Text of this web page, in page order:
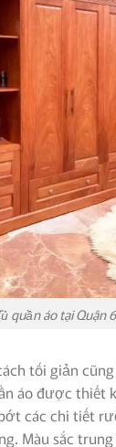
quần áo tại Quận 6
tối giản
áo được thiết
các chi tiết
Màu sắc